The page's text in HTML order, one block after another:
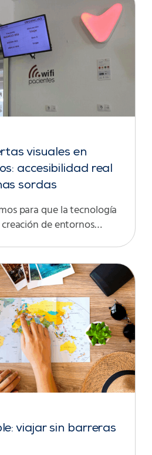
visuales en
accesibilidad real
sordas
para que la tecnología
creación de entornos…
viajar sin barreras